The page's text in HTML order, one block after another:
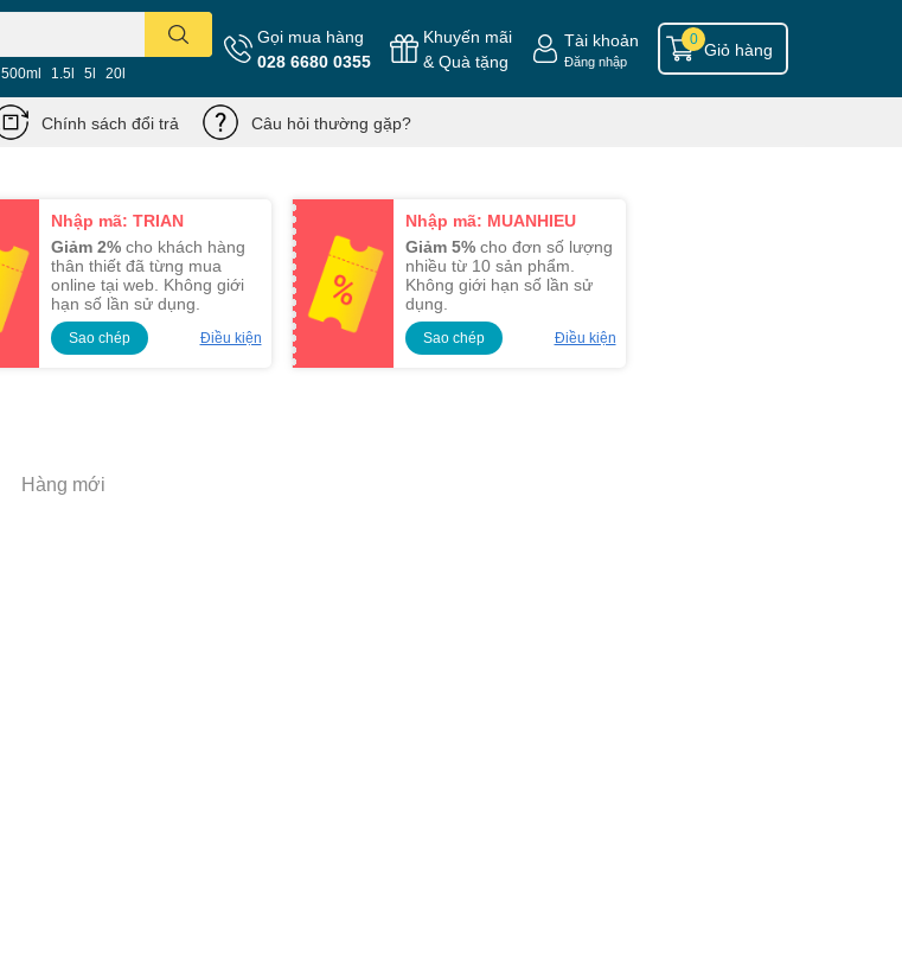
500ml 1.5l 5l 20l
Gọi mua hàng
028 6680 0355
Khuyến mãi
& Quà tặng
Tài khoản
Đăng nhập
Giỏ hàng
0
Chính sách đổi trả Câu hỏi thường gặp?
Nhập mã: TRIAN
Giảm 2%cho khách hàng
thân thiết đã từng mua
online tại web. Không giới
hạn số lần sử dụng.
Sao chép Điều kiện
Nhập mã: MUANHIEU
Giảm 5%cho đơn số lượng
nhiều từ 10 sản phẩm.
Không giới hạn số lần sử
dụng.
Sao chép Điều kiện
Hàng mới